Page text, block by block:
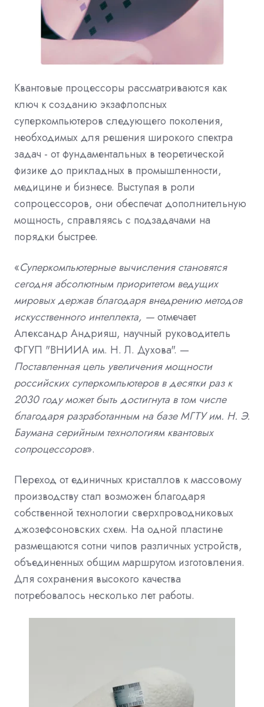
Квантовые процессоры рассматриваются как
ключ к созданию экзафлопсных
суперкомпьютеров следующего поколения,
необходимых для решения широкого спектра
задач - от фундаментальных в теоретической
физике до прикладных в промышленности,
медицине и бизнесе. Выступая в роли
сопроцессоров, они обеспечат дополнительную
мощность, справляясь с подзадачами на
порядки быстрее.
«Суперкомпьютерные вычисления становятся
сегодня абсолютным приоритетом ведущих
мировых держав благодаря внедрению методов
искусственного интеллекта, —отмечает
Александр Андрияш, научный руководитель
ФГУП "ВНИИА им. Н. Л. Духова". —
Поставленная цель увеличения мощности
российских суперкомпьютеров в десятки раз к
2030 году может быть достигнута в том числе
благодаря разработанным на базе МГТУ им. Н. Э.
Баумана серийным технологиям квантовых
сопроцессоров».
Переход от единичных кристаллов к массовому
производству стал возможен благодаря
собственной технологии сверхпроводниковых
джозефсоновских схем. На одной пластине
размещаются сотни чипов различных устройств,
объединенных общим маршрутом изготовления.
Для сохранения высокого качества
потребовалось несколько лет работы.